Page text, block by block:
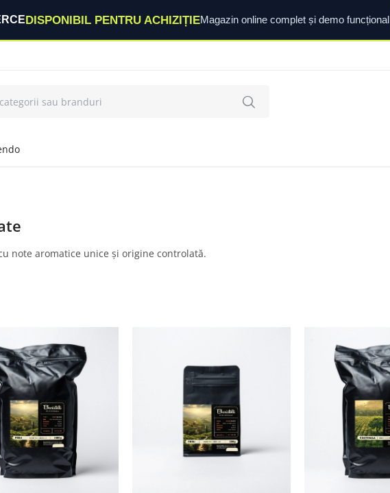
DISPONIBIL PENTRU ACHIZIȚIEMagazin online complet și demo funcțional
note aromatice unice și origine controlată.